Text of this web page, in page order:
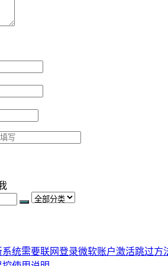
系统需要联网登录微软账户激活跳过方